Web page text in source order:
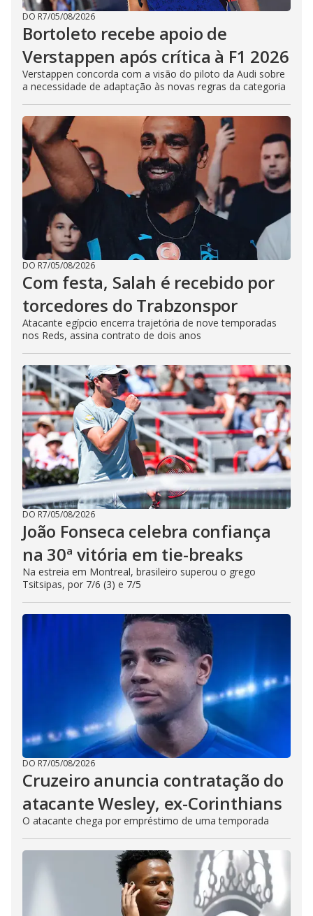
DO R7/05/08/2026
Bortoleto recebe apoio de
Verstappen após crítica à F1 2026
Verstappen concorda com a visão do piloto da Audi sobre
a necessidade de adaptação às novas regras da categoria
DO R7/05/08/2026
Com festa, Salah é recebido por
torcedores do Trabzonspor
Atacante egípcio encerra trajetória de nove temporadas
nos Reds, assina contrato de dois anos
DO R7/05/08/2026
João Fonseca celebra confiança
na 30ª vitória em tie-breaks
Na estreia em Montreal, brasileiro superou o grego
Tsitsipas, por 7/6 (3) e 7/5
DO R7/05/08/2026
Cruzeiro anuncia contratação do
atacante Wesley, ex-Corinthians
O atacante chega por empréstimo de uma temporada